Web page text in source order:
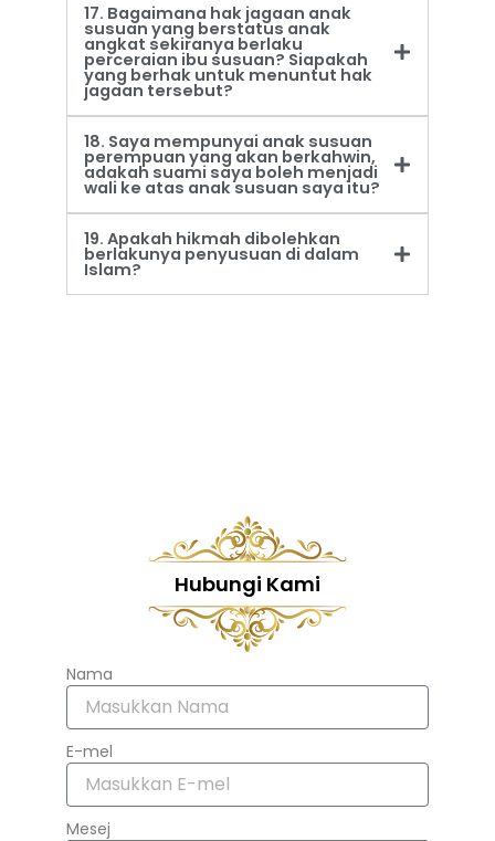
17. Bagaimana hak jagaan anak
susuan yang berstatus anak
angkat sekiranya berlaku
perceraian ibu susuan? Siapakah
yang berhak untuk menuntut hak
jagaan tersebut?
18. Saya mempunyai anak susuan
perempuan yang akan berkahwin,
adakah suami saya boleh menjadi
wali ke atas anak susuan saya itu?
19. Apakah hikmah dibolehkan
berlakunya penyusuan di dalam
Islam?
Hubungi Kami
Nama
E-mel
Mesej